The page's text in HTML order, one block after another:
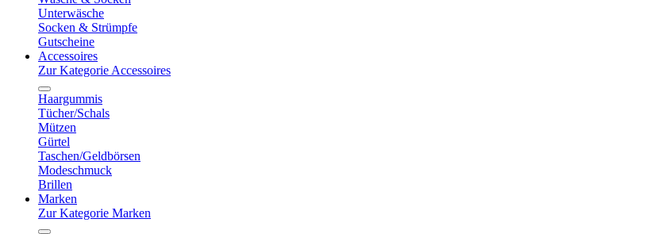
Unterwäsche
Socken & Strümpfe
Gutscheine
Accessoires
Zur Kategorie Accessoires
Haargummis
Tücher/Schals
Mützen
Gürtel
Taschen/Geldbörsen
Modeschmuck
Brillen
Marken
Zur Kategorie Marken